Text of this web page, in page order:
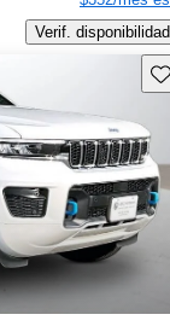
Verif. disponibilidad